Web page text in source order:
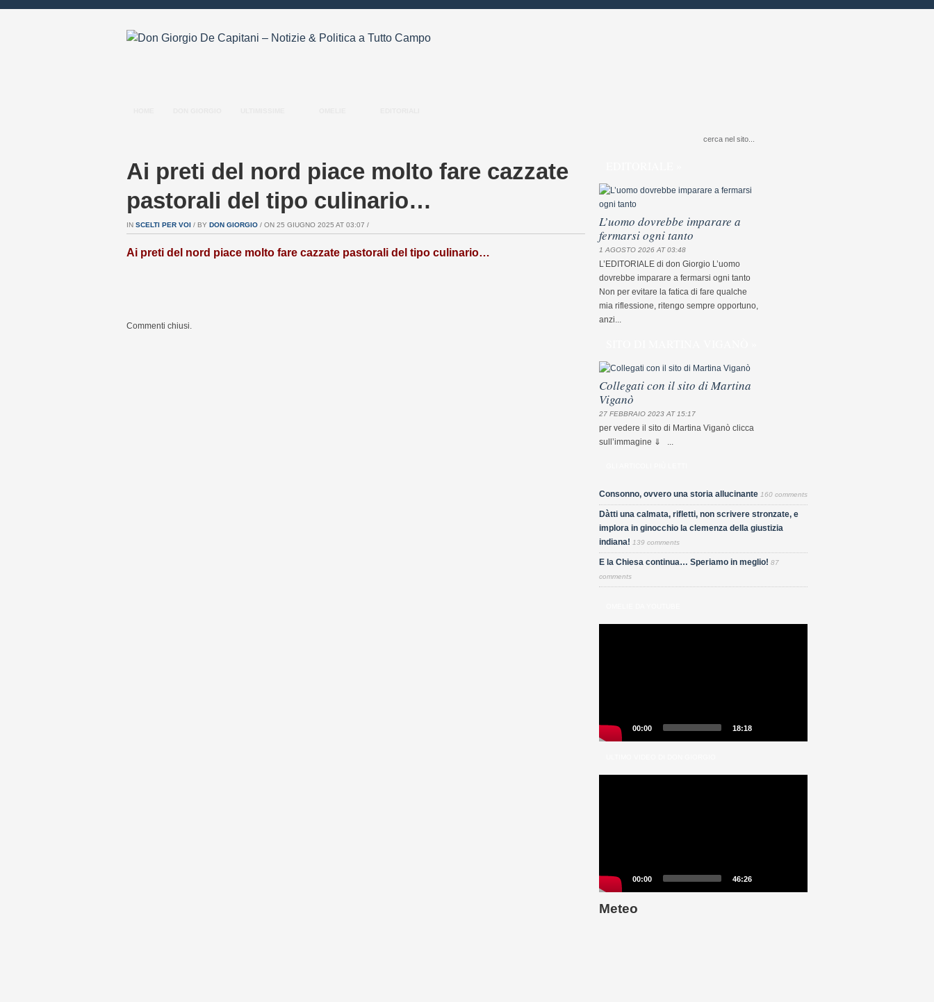
Ai preti del nord piace molto fare cazzate
pastorali del tipo culinario…
IN SCELTI PER VOI / BY DON GIORGIO / ON 25 GIUGNO 2025 AT 03:07 /
Ai preti del nord piace molto fare cazzate pastorali del tipo culinario…
Commenti chiusi.
L’uomo dovrebbe imparare a
fermarsi ogni tanto
1 AGOSTO 2026 AT 03:48
L’EDITORIALE di don Giorgio L’uomo
dovrebbe imparare a fermarsi ogni tanto
Non per evitare la fatica di fare qualche
mia riflessione, ritengo sempre opportuno,
anzi...
Collegati con il sito di Martina
Viganò
27 FEBBRAIO 2023 AT 15:17
per vedere il sito di Martina Viganò clicca
sull’immagine ⇓ ...
Consonno, ovvero una storia allucinante 160 comments
Dàtti una calmata, rifletti, non scrivere stronzate, e
implora in ginocchio la clemenza della giustizia
indiana! 139 comments
E la Chiesa continua… Speriamo in meglio! 87
comments
00:00 18:18
00:00 46:26
Meteo